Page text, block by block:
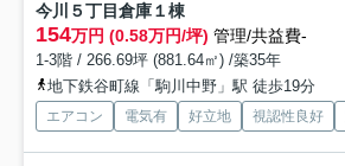
今川５丁目倉庫１棟
154万円 (0.58万円/坪) 管理/共益費-
1-3階 / 266.69坪 (881.64㎡) /築35年
地下鉄谷町線「駒川中野」駅 徒歩19分
エアコン 電気有 好立地 視認性良好